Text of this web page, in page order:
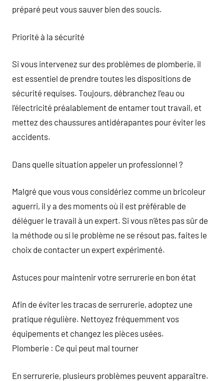
préparé peut vous sauver bien des soucis.
Priorité à la sécurité
Si vous intervenez sur des problèmes de plomberie, il
est essentiel de prendre toutes les dispositions de
sécurité requises. Toujours, débranchez l’eau ou
l’électricité préalablement de entamer tout travail, et
mettez des chaussures antidérapantes pour éviter les
accidents.
Dans quelle situation appeler un professionnel ?
Malgré que vous vous considériez comme un bricoleur
aguerri, il y a des moments où il est préférable de
déléguer le travail à un expert. Si vous n’êtes pas sûr de
la méthode ou si le problème ne se résout pas, faites le
choix de contacter un expert expérimenté.
Astuces pour maintenir votre serrurerie en bon état
Afin de éviter les tracas de serrurerie, adoptez une
pratique régulière. Nettoyez fréquemment vos
équipements et changez les pièces usées.
Plomberie : Ce qui peut mal tourner
En serrurerie, plusieurs problèmes peuvent apparaître.